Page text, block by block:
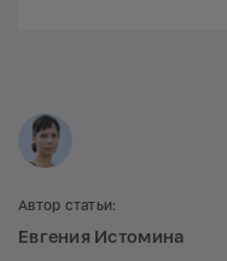
Автор статьи:
Евгения Истомина